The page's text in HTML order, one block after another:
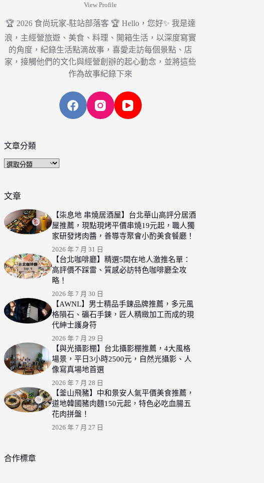
View Profile
🏆 2026 食尚玩家-駐站部落客 🏆 Hello，您好✨ 我是達
浪，主經營旅遊、美食、料理、開箱生活，以深度寫實
的角度，紀錄生活點滴故事，喜愛走訪每個景點、店
家，接觸他們的文化與經營創辦的起心動念，並將這些
作為故事紀錄下來
文章分類
文
類
文章
【柒息地 串燒居酒屋】台北華山高評分居酒
屋推薦，現點現烤平價串燒19元起，職人獨
家研發烤肉醬，善導寺聚會小酌美食餐廳！
2026 年 7 月 31 日
【台北咖啡廳】精選5間在地人激推名單：
高評價不踩雷、質感必訪特色咖啡廳全攻
略！
2026 年 7 月 30 日
【AWNL】男士精品手鍊品牌推薦，多元風
格隕石、礦石手鍊，匠人精緻加工而成的現
代紳士護身符
2026 年 7 月 29 日
【與光攝影棚】台北攝影棚推薦，4大風格
場景，平日3小時2500元，自然光攝影、人
像寫真場地首選
2026 年 7 月 28 日
【釜山飛豬】中和景安人氣平價美食推薦，
道地韓國豬肉麵150元起，特色必吃血腸五
花肉拼盤！
2026 年 7 月 27 日
合作標章